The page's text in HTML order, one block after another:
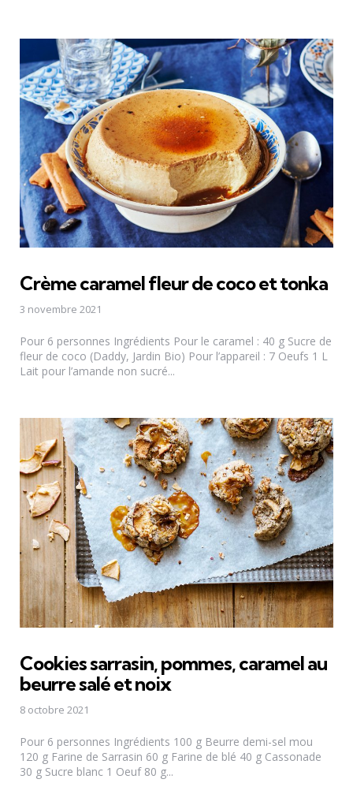
Crème caramel fleur de coco et tonka
3 novembre 2021
Pour 6 personnes Ingrédients Pour le caramel : 40 g Sucre de
fleur de coco (Daddy, Jardin Bio) Pour l’appareil : 7 Oeufs 1 L
Lait pour l’amande non sucré...
Cookies sarrasin, pommes, caramel au
beurre salé et noix
8 octobre 2021
Pour 6 personnes Ingrédients 100 g Beurre demi-sel mou
120 g Farine de Sarrasin 60 g Farine de blé 40 g Cassonade
30 g Sucre blanc 1 Oeuf 80 g...